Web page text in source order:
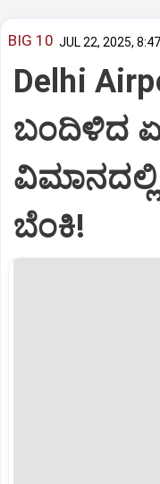
BIG 10 JUL 22, 2025,
Delhi
ಬಂದಿಳಿದ
ಬೆಂಕಿ!